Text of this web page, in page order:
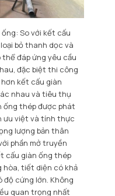
So với kết cấu
bỏ thanh dọc và
đáp ứng yêu cầu
đặc biệt thi công
kết cấu giàn
nhau và tiêu thụ
ống thép được phát
ưu việt và tính thực
lượng bản thân
phần mở truyền
cấu giàn ống thép
hòa, tiết diện có khả
cứng lớn. Không
quan trọng nhất